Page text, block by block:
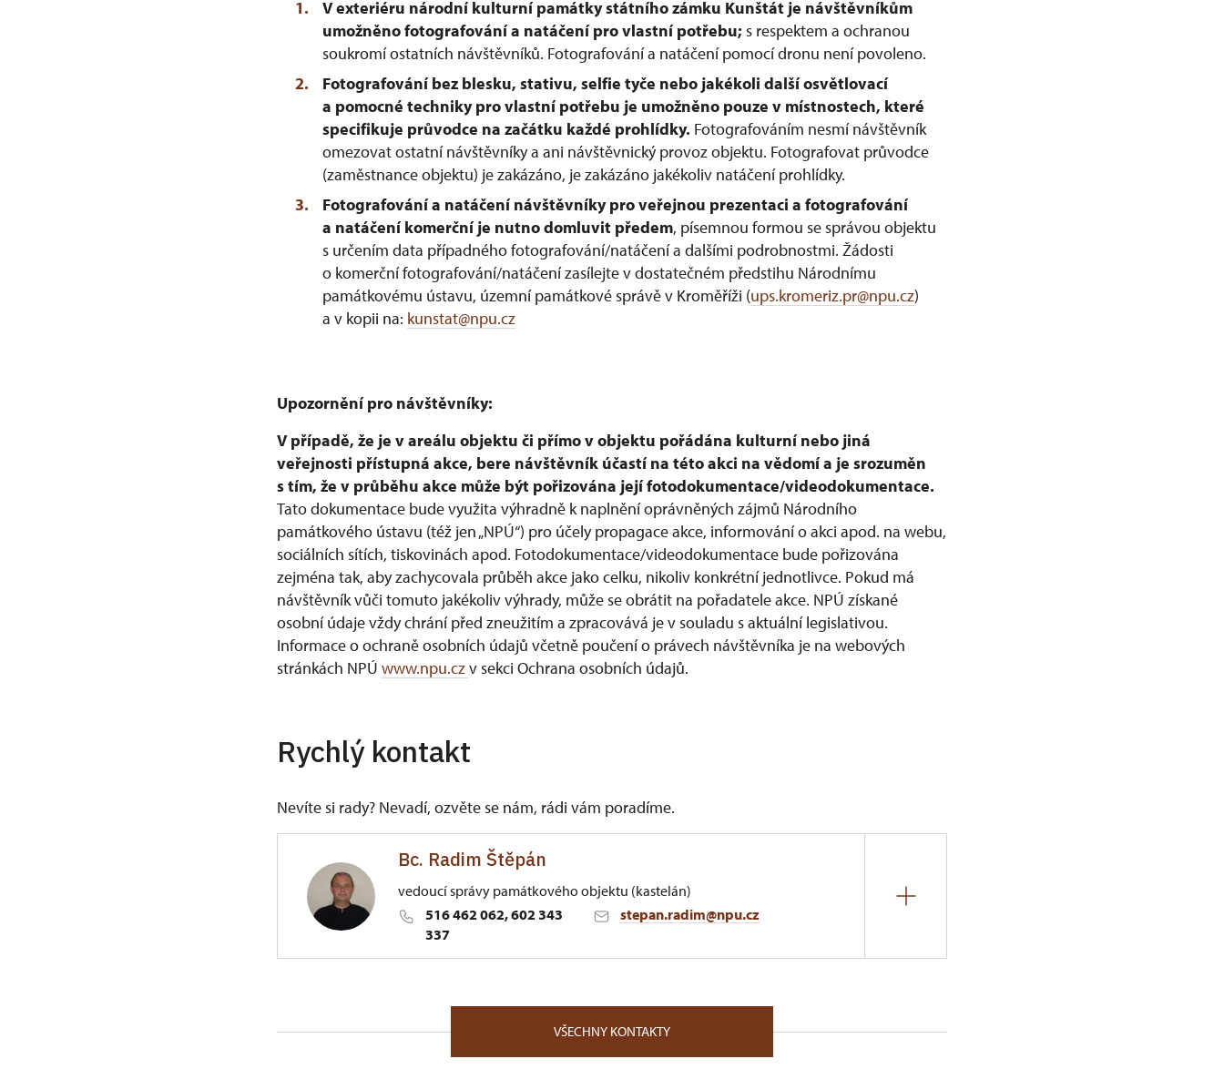
V exteriéru národní kulturní památky státního zámku Kunštát je návštěvníkům
umožněno fotografování a natáčení pro vlastní potřebu;s respektem a ochranou
soukromí ostatních návštěvníků. Fotografování a natáčení pomocí dronu není povoleno.
Fotografování bez blesku, stativu, selfie tyče nebo jakékoli další osvětlovací
a pomocné techniky pro vlastní potřebu je umožněno pouze v místnostech, které
specifikuje průvodce na začátku každé prohlídky. Fotografováním nesmí návštěvník
omezovat ostatní návštěvníky a ani návštěvnický provoz objektu. Fotografovat průvodce
(zaměstnance objektu) je zakázáno, je zakázáno jakékoliv natáčení prohlídky.
Fotografování a natáčení návštěvníky pro veřejnou prezentaci a fotografování
a natáčení komerční je nutno domluvit předem, písemnou formou se správou objektu
s určením data případného fotografování/natáčení a dalšími podrobnostmi. Žádosti
o komerční fotografování/natáčení zasílejte v dostatečném předstihu Národnímu
památkovému ústavu, územní památkové správě v Kroměříži (ups.kromeriz.pr@npu.cz)
a v kopii na: kunstat@npu.cz
Upozornění pro návštěvníky:
V případě, že je v areálu objektu či přímo v objektu pořádána kulturní nebo jiná
veřejnosti přístupná akce, bere návštěvník účastí na této akci na vědomí a je srozuměn
s tím, že v průběhu akce může být pořizována její fotodokumentace/videodokumentace.
Tato dokumentace bude využita výhradně k naplnění oprávněných zájmů Národního
památkového ústavu (též jen „NPÚ“) pro účely propagace akce, informování o akci apod. na webu,
sociálních sítích, tiskovinách apod. Fotodokumentace/videodokumentace bude pořizována
zejména tak, aby zachycovala průběh akce jako celku, nikoliv konkrétní jednotlivce. Pokud má
návštěvník vůči tomuto jakékoliv výhrady, může se obrátit na pořadatele akce. NPÚ získané
osobní údaje vždy chrání před zneužitím a zpracovává je v souladu s aktuální legislativou.
Informace o ochraně osobních údajů včetně poučení o právech návštěvníka je na webových
stránkách NPÚ www.npu.czv sekci Ochrana osobních údajů.
Rychlý kontakt
Nevíte si rady? Nevadí, ozvěte se nám, rádi vám poradíme.
Bc. Radim Štěpán
vedoucí správy památkového objektu (kastelán)
516 462 062, 602 343
337
stepan.radim@npu.cz
Zámecká 1/, Kunštát na Moravě 67972
VŠECHNY KONTAKTY